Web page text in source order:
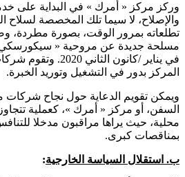
وركز مركز « أمرك » في البداية على
والإصلاح، لا سيما تلك المخصصة لسلاح
تطلعاته بمرور الوقت، بصورة مطردة،
في يناير /كانون
المركز بدور في التشغيل وتوريد الخبرة.
ويمكن تقويم الدعاية حول نجاح شركات
السفن، أو مركز « أمرك »، كعملية
محلية، حيث يراها مراقبون مدخلا
بمناقصات كبرى.
ب. استقلال السياسة الخارجية: